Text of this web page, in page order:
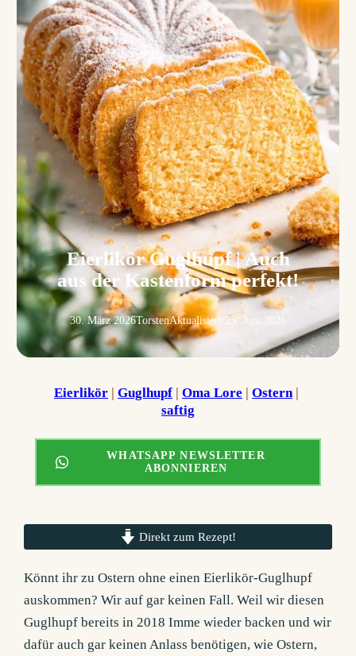
Eierlikör Guglhupf | Auch
aus der Kastenform perfekt!
30. März 2026TorstenAktualisiert: 25. Juni 2026
Eierlikör | Guglhupf | Oma Lore | Ostern
saftig
WHATSAPP NEWSLETTER
ABONNIEREN
Direkt zum Rezept!
Könnt ihr zu Ostern ohne einen Eierlikör-Guglhupf
auskommen? Wir auf gar keinen Fall. Weil wir diesen
Guglhupf bereits in 2018 Imme wieder backen und wir
dafür auch gar keinen Anlass benötigen, wie Ostern,